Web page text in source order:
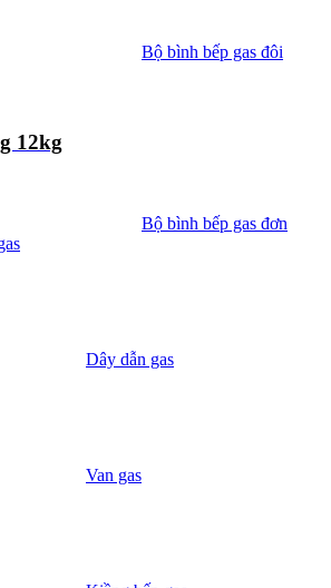
Bộ bình bếp gas đôi
Bộ bình bếp gas đơn
Dây dẫn gas
Van gas
12kg